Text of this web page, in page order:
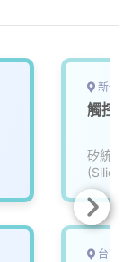
新竹
觸控
矽統科
Corp.)
台南